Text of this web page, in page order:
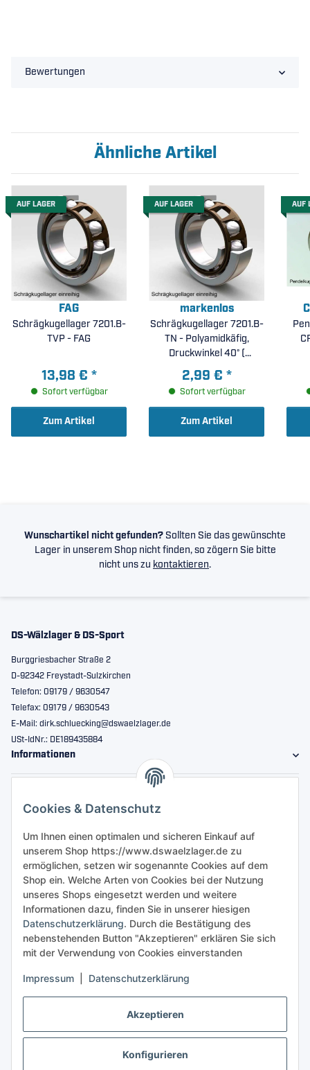
Akzeptieren
Konfigurieren
Cookies & Datenschutz
Um Ihnen einen optimalen und sicheren Einkauf auf
unserem Shop https://www.dswaelzlager.de zu
ermöglichen, setzen wir sogenannte Cookies auf dem
Shop ein. Welche Arten von Cookies bei der Nutzung
unseres Shops eingesetzt werden und weitere
Informationen dazu, finden Sie in unserer hiesigen
Datenschutzerklärung. Durch die Bestätigung des
nebenstehenden Button "Akzeptieren" erklären Sie sich
mit der Verwendung von Cookies einverstanden
Impressum Datenschutzerklärung
Bewertungen
Ähnliche Artikel
AUF LAGER
FAG
Schrägkugellager 7201.B-
TVP - FAG
13,98 € *
Sofort verfügbar
Zum Artikel
AUF LAGER
markenlos
Schrägkugellager 7201.B-
TN - Polyamidkäfig,
Druckwinkel 40° (
12x32x10mm )
2,99 € *
Sofort verfügbar
Zum Artikel
AUF
Wunschartikel nicht gefunden? Sollten Sie das gewünschte
Lager in unserem Shop nicht finden, so zögern Sie bitte
nicht uns zu kontaktieren.
DS-Wälzlager & DS-Sport
Burggriesbacher Straße 2
D-92342 Freystadt-Sulzkirchen
Telefon: 09179 / 9630547
Telefax: 09179 / 9630543
E-Mail: dirk.schluecking@dswaelzlager.de
USt-IdNr.: DE189435884
Informationen
Vertrag widerrufen